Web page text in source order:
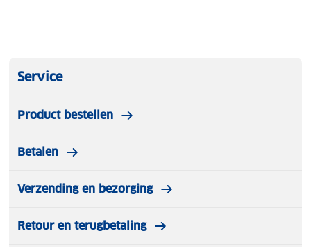
Service
Product bestellen
Betalen
Verzending en bezorging
Retour en terugbetaling